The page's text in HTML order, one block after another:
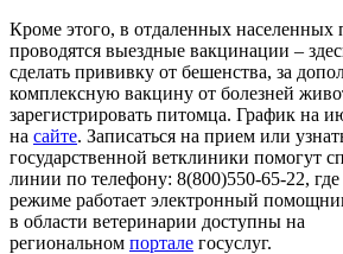
Кроме этого, в отдаленных
проводятся выездные вакцинации –
сделать прививку от бешенства, за
комплексную вакцину от болезней
зарегистрировать питомца. График на
на сайте. Записаться на прием или
государственной ветклиники помогут
линии по телефону: 8(800)550-65-22,
режиме работает электронный
в области ветеринарии доступны на
региональном портале госуслуг.